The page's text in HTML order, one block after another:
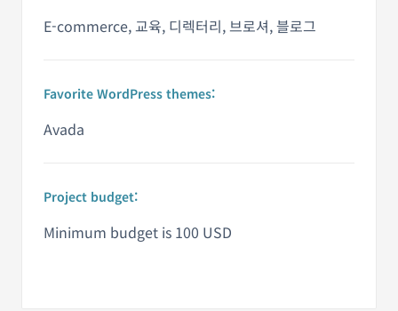
E-commerce, 교육, 디렉터리, 브로셔, 블로그
Favorite WordPress themes:
Avada
Project budget:
Minimum budget is 100 USD